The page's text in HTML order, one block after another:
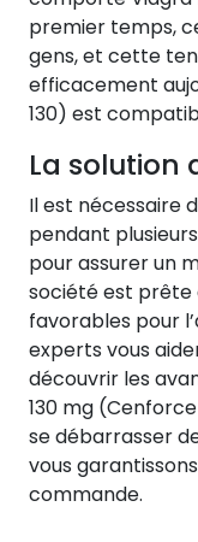
premier temps,
gens, et cette
efficacement
130) est
La solution
Il est nécessaire
pendant
pour assurer un
société est prête
favorables pour
experts vous
découvrir les
130 mg
se débarrasser
vous
commande.